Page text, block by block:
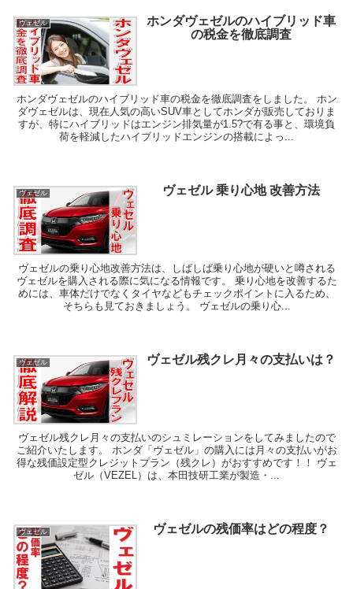
ヴェゼル
ホンダヴェゼルのハイブリッド車
の税金を徹底調査
ホンダヴェゼルのハイブリッド車の税金を徹底調査をしました。 ホン
ダヴェゼルは、現在人気の高いSUV車としてホンダが販売しておりま
すが、特にハイブリッドはエンジン排気量が1.5?で有る事と、環境負
荷を軽減したハイブリッドエンジンの搭載によっ...
ヴェゼル ヴェゼル 乗り心地 改善方法
ヴェゼルの乗り心地改善方法は、しばしば乗り心地が硬いと噂される
ヴェゼルを購入される際に気になる情報です。 乗り心地を改善するた
めには、車体だけでなくタイヤなどもチェックポイントに入るため、
そちらも見ておきましょう。 ヴェゼルの乗り心...
ヴェゼル ヴェゼル残クレ月々の支払いは？
ヴェゼル残クレ月々の支払いのシュミレーションをしてみましたので
ご紹介いたします。 ホンダ「ヴェゼル」の購入には月々の支払いがお
得な残価設定型クレジットプラン（残クレ）がおすすめです！！ ヴェ
ゼル（VEZEL）は、本田技研工業が製造・...
ヴェゼル ヴェゼルの残価率はどの程度？